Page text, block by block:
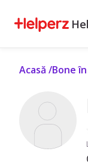
Acasă /Bone